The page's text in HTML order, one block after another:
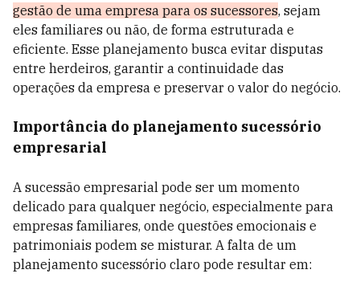
gestão de uma empresa para os sucessores, sejam
eles familiares ou não, de forma estruturada e
eficiente. Esse planejamento busca evitar disputas
entre herdeiros, garantir a continuidade das
operações da empresa e preservar o valor do negócio.
Importância do planejamento sucessório
empresarial
A sucessão empresarial pode ser um momento
delicado para qualquer negócio, especialmente para
empresas familiares, onde questões emocionais e
patrimoniais podem se misturar. A falta de um
planejamento sucessório claro pode resultar em: